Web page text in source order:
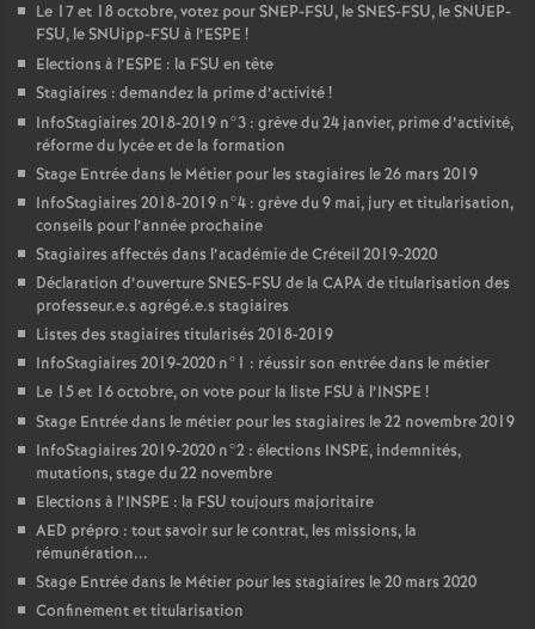
Le 17 et 18 octobre, votez pourSNEP-FSU, leSNES-FSU, leSNUEP-
FSU, le SNUipp-FSU à l’ESPE !
Elections à l’ESPE : la FSU en tête
Stagiaires : demandez la prime d’activité!
InfoStagiaires 2018-2019 n°3 : grève du 24 janvier, prime d’activité,
réforme du lycée et de la formation
Stage Entrée dans le Métier pour les stagiaires le 26 mars 2019
InfoStagiaires 2018-2019 n°4 : grève du 9 mai, jury et titularisation,
conseils pour l’année prochaine
Stagiaires affectés dans l’académie de Créteil 2019-2020
Déclaration d’ouvertureSNES-FSU de la CAPAde titularisation des
professeur.e.s agrégé.e.s stagiaires
Listes des stagiaires titularisés 2018-2019
InfoStagiaires 2019-2020 n°1 : réussir son entrée dans le métier
Le 15 et 16 octobre, on vote pour la liste FSU à l’INSPE !
Stage Entrée dans le métier pour les stagiaires le 22 novembre 2019
InfoStagiaires 2019-2020 n°2 : élections INSPE, indemnités,
mutations, stage du 22 novembre
Elections à l’INSPE : la FSU toujours majoritaire
AED prépro : tout savoir sur le contrat, les missions, la
rémunération...
Stage Entrée dans le Métier pour les stagiaires le 20 mars 2020
Confinement et titularisation